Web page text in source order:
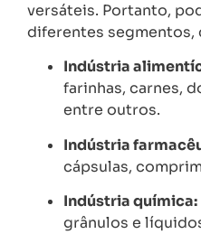
versáteis. Portanto,
diferentes segmentos,
Indústria
farinhas, carnes,
entre outros.
Indústria
cápsulas,
Indústria química:
grânulos e